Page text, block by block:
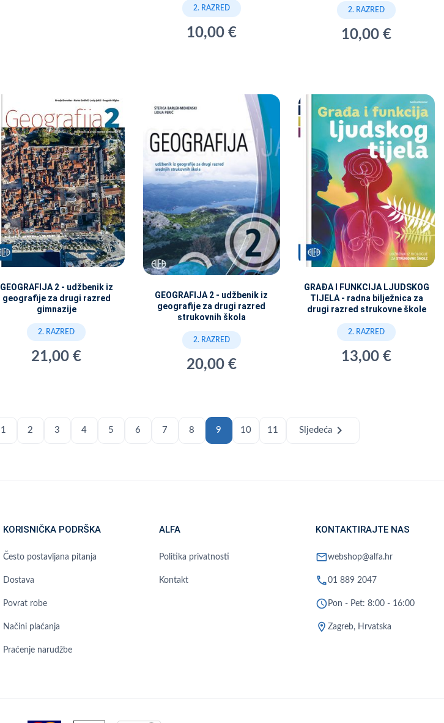
2. RAZRED
10,00 €
2. RAZRED
10,00 €
GEOGRAFIJA 2 - udžbenik iz
geografije za drugi razred
gimnazije
2. RAZRED
21,00 €
GEOGRAFIJA 2 - udžbenik iz
geografije za drugi razred
strukovnih škola
2. RAZRED
20,00 €
GRAĐA I FUNKCIJA LJUDSKOG
TIJELA - radna bilježnica za
drugi razred strukovne škole
2. RAZRED
13,00 €
1 2 3 4 5 6 7 8 9 10 11 Sljedećachevron_right
KORISNIČKA PODRŠKA
Često postavljana pitanja
Dostava
Povrat robe
Načini plaćanja
Praćenje narudžbe
ALFA
Politika privatnosti
Kontakt
KONTAKTIRAJTE NAS
mailwebshop@alfa.hr
phone01 889 2047
schedule Pon - Pet: 8:00 - 16:00
location_on Zagreb, Hrvatska